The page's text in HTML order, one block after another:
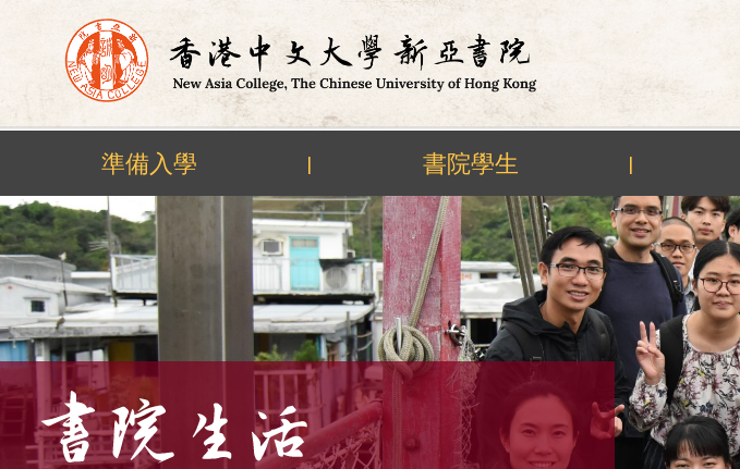
Skip
to
content
準備入學 | 書院學生 |